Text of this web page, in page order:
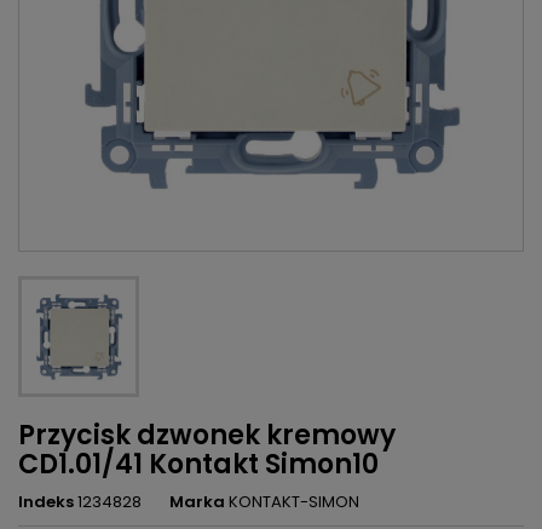
Przycisk dzwonek kremowy
CD1.01/41 Kontakt Simon10
Indeks1234828 Marka KONTAKT-SIMON